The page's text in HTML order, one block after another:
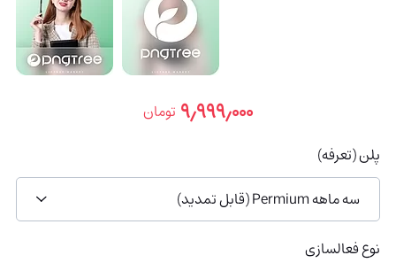
۹٫۹۹۹٫۰۰۰ تومان
پلن (تعرفه)
سه ماهه Permium (قابل تمدید)
نوع فعالسازی